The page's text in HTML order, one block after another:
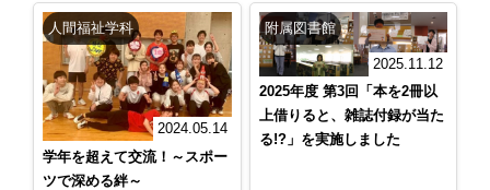
人間福祉学科
2024.05.14
学年を超えて交流！～スポー
ツで深める絆～
附属図書館
2025.11.12
2025年度 第3回「本を2冊以
上借りると、雑誌付録が当た
る!?」を実施しました